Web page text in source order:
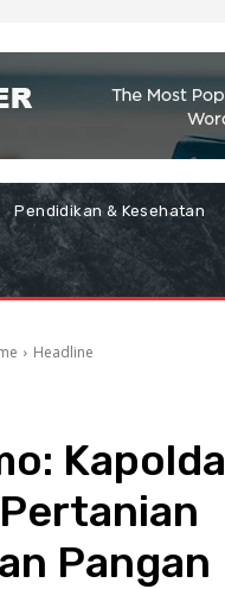
Pendidikan & Kesehatan
Headline
Kapolda
Pangan